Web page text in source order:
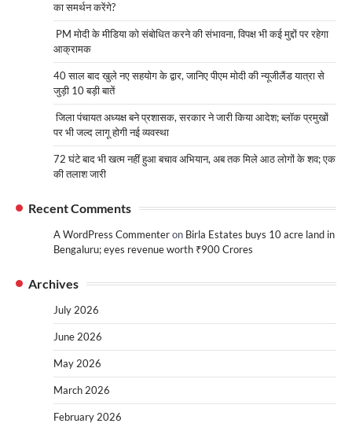
का समर्थन करेंगे?
PM मोदी के मीडिया को संबोधित करने की संभावना, विपक्ष भी कई मुद्दों पर रहेगा
आक्रामक
40 साल बाद खुले नए सहयोग के द्वार, जानिए पीएम मोदी की न्यूजीलैंड यात्रा से
जुड़ी 10 बड़ी बातें
जिला पंचायत अध्यक्ष बने प्रशासक, सरकार ने जारी किया आदेश; ब्लॉक प्रमुखों
पर भी जल्द लागू होगी नई व्यवस्था
72 घंटे बाद भी खत्म नहीं हुआ बचाव अभियान, अब तक मिले आठ लोगों के शव; एक
की तलाश जारी
Recent Comments
A WordPress Commenteron Birla Estates buys 10 acre land in
Bengaluru; eyes revenue worth ₹900 Crores
Archives
July 2026
June 2026
May 2026
March 2026
February 2026